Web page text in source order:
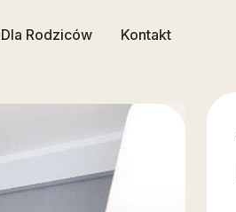
Dla Rodziców Kontakt